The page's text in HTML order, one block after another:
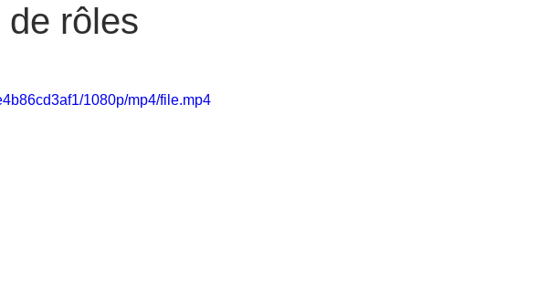
rôles
1080p/mp4/file.mp4